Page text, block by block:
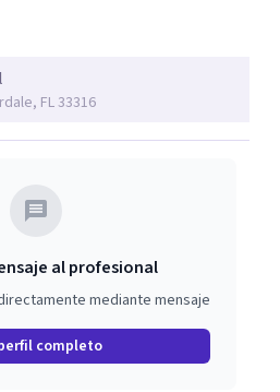
FL 33316
al profesional
mediante mensaje
completo